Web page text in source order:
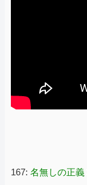
167: 名無しの正義